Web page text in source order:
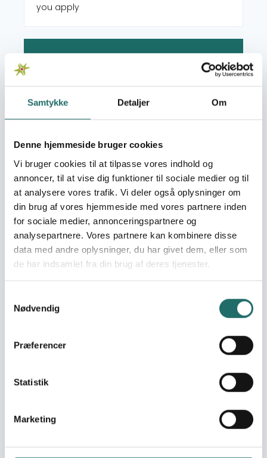
Samtykke Detaljer Om
Denne hjemmeside bruger cookies
Vi bruger cookies til at tilpasse vores indhold og
annoncer, til at vise dig funktioner til sociale medier og til
at analysere vores trafik. Vi deler også oplysninger om
din brug af vores hjemmeside med vores partnere inden
for sociale medier, annonceringspartnere og
analysepartnere. Vores partnere kan kombinere disse
data med andre oplysninger, du har givet dem, eller som
de har indsamlet fra din brug af deres tjenester.
Nødvendig
Præferencer
Statistik
Marketing
you apply
Advisory Service
Consult us on civil society projects (both
long-term and humanitarian), partnerships,
organisational development, MEAL,
fundraising, and the common challenges
encountered in project work.
Contact CISU